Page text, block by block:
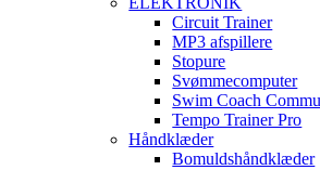
Circuit Trainer
MP3 afspillere
Stopure
Svømmecomputer
Swim Coach
Tempo Trainer Pro
Håndklæder
Bomuldshåndklæder